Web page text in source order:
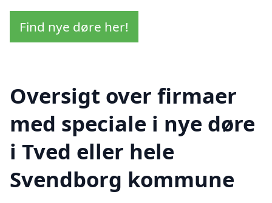
Find nye døre her!
Oversigt over firmaer
med speciale i nye døre
i Tved eller hele
Svendborg kommune